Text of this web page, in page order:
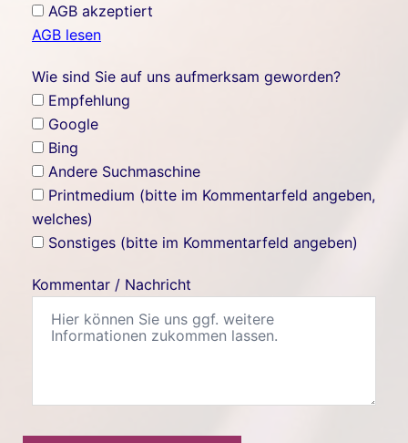
AGB akzeptiert
AGB lesen
Wie sind Sie auf uns aufmerksam geworden?
Empfehlung
Google
Bing
Andere Suchmaschine
Printmedium (bitte im Kommentarfeld angeben,
welches)
Sonstiges (bitte im Kommentarfeld angeben)
Kommentar / Nachricht